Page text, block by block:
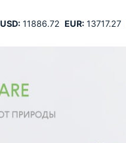
USD:11886.72 EUR:13717.27